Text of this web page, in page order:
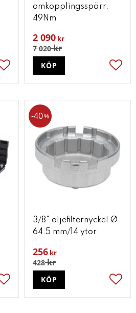
Lägg till i favoriter
omkopplingsspärr.
49Nm
2 090 kr
7 020kr
KÖP
Lägg till i favoriter
3/8" oljefilternyckel Ø
64.5 mm/14 ytor
256 kr
428kr
40%
KÖP